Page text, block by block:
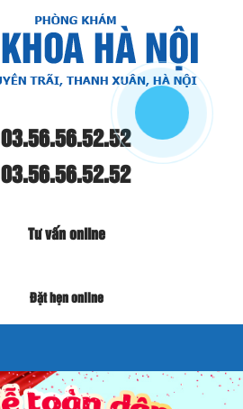
03.56.56.52.52
03.56.56.52.52
Tư vấn online
Đặt hẹn online